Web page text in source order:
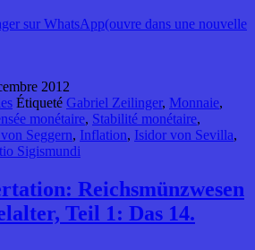
sur WhatsApp(ouvre dans une nouvelle
2012
Étiqueté Gabriel Zeilinger, Monnaie,
monétaire, Stabilité monétaire,
Seggern, Inflation, Isidor von Sevilla,
Sigismundi
Reichsmünzwesen
Teil 1: Das 14.